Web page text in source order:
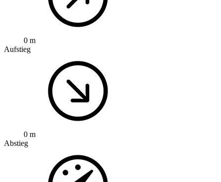
0 m
Aufstieg
0 m
Abstieg